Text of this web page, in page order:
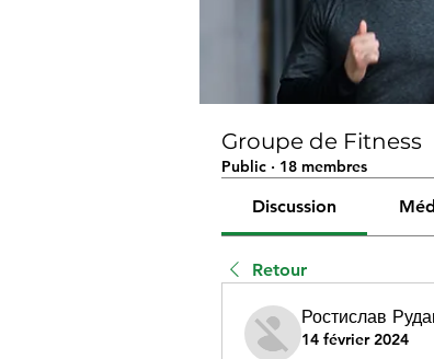
Groupe de Fitness
Public · 18 membres
Discussion
Retour
Ростислав
14 février 2024